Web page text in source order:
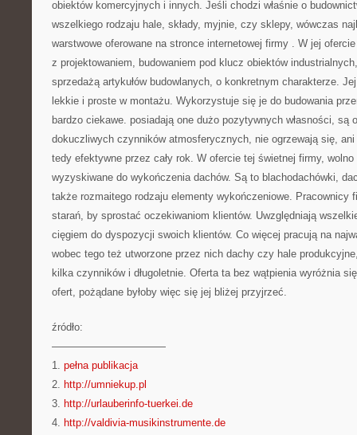
obiektów komercyjnych i innych. Jeśli chodzi właśnie o
wszelkiego rodzaju hale, składy, myjnie, czy sklepy, wówczas
warstwowe oferowane na stronce internetowej firmy . W jej
z projektowaniem, budowaniem pod klucz obiektów
sprzedażą artykułów budowlanych, o konkretnym charakterze.
lekkie i proste w montażu. Wykorzystuje się je do budowania
bardzo ciekawe. posiadają one dużo pozytywnych własności, są
dokuczliwych czynników atmosferycznych, nie ogrzewają się,
tedy efektywne przez cały rok. W ofercie tej świetnej firmy,
wyzyskiwane do wykończenia dachów. Są to blachodachówki,
także rozmaitego rodzaju elementy wykończeniowe. Pracownicy
starań, by sprostać oczekiwaniom klientów. Uwzględniają
cięgiem do dyspozycji swoich klientów. Co więcej pracują na
wobec tego też utworzone przez nich dachy czy hale
kilka czynników i długoletnie. Oferta ta bez wątpienia wyróżnia
ofert, pożądane byłoby więc się jej bliżej przyjrzeć.
źródło:
———————————
1. pełna publikacja
2. http://umniekup.pl
3. http://urlauberinfo-tuerkei.de
4. http://valdivia-musikinstrumente.de